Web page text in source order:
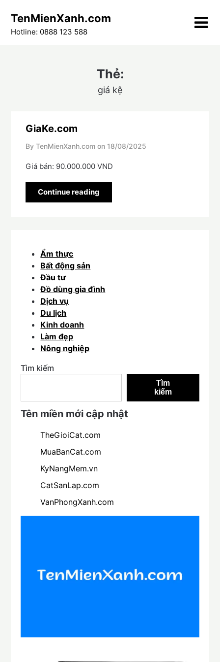
content
TenMienXanh.com
Hotline: 0888 123 588
Thẻ:
giá kệ
GiaKe.com
By TenMienXanh.com on 18/08/2025
Giá bán: 90.000.000 VND
Continue reading
Ẩm thực
Bất động sản
Đầu tư
Đồ dùng gia đình
Dịch vụ
Du lịch
Kinh doanh
Làm đẹp
Nông nghiệp
Tìm kiếm
Tìm
kiếm
Tên miền mới cập nhật
TheGioiCat.com
MuaBanCat.com
KyNangMem.vn
CatSanLap.com
VanPhongXanh.com